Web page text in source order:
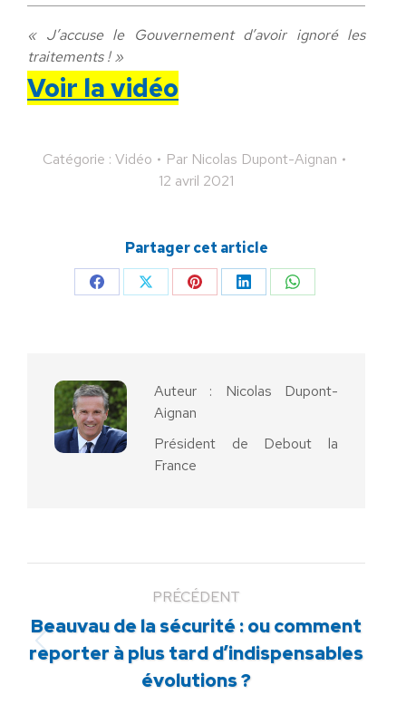
« J’accuse le Gouvernement d’avoir ignoré les
traitements ! »
Voir la vidéo
Catégorie : Vidéo Par Nicolas Dupont-Aignan
12 avril 2021
Partager cet article
PartagerPartagerPartagerPartagerPartager
Auteur : Nicolas Dupont-
Aignan
Président de Debout la
France
PRÉCÉDENT
Article
précédent
:
Beauvau de la sécurité : ou comment
reporter à plus tard d’indispensables
évolutions ?